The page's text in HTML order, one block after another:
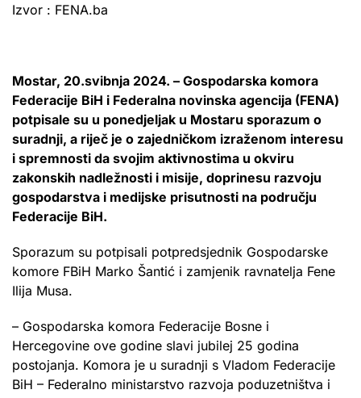
Izvor : FENA.ba
Mostar, 20.svibnja 2024. – Gospodarska komora
Federacije BiH i Federalna novinska agencija (FENA)
potpisale su u ponedjeljak u Mostaru sporazum o
suradnji, a riječ je o zajedničkom izraženom interesu
i spremnosti da svojim aktivnostima u okviru
zakonskih nadležnosti i misije, doprinesu razvoju
gospodarstva i medijske prisutnosti na području
Federacije BiH.
Sporazum su potpisali potpredsjednik Gospodarske
komore FBiH Marko Šantić i zamjenik ravnatelja Fene
Ilija Musa.
– Gospodarska komora Federacije Bosne i
Hercegovine ove godine slavi jubilej 25 godina
postojanja. Komora je u suradnji s Vladom Federacije
BiH – Federalno ministarstvo razvoja poduzetništva i